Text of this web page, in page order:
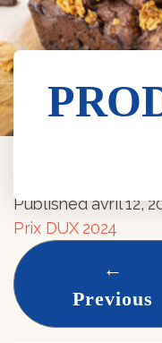
Publishedavril 12,
Prix DUX 2024
←
Previous